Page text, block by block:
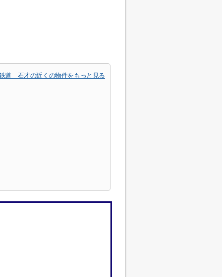
道 石才の近くの物件をもっと見る